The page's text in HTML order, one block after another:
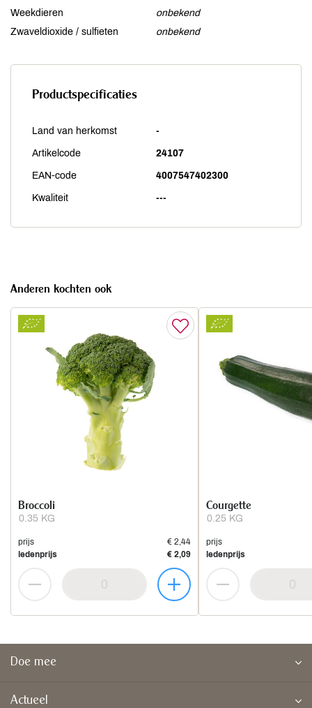
Weekdieren
onbekend
Zwaveldioxide / sulfieten
onbekend
Productspecificaties
Land van herkomst -
Artikelcode 24107
EAN-code 4007547402300
Kwaliteit ---
Anderen kochten ook
0.35 KG
Broccoli
prijs
€ 2,44
ledenprijs
€ 2,09
0.25 KG
Courgette
prijs
ledenprijs
Doe mee
Actueel